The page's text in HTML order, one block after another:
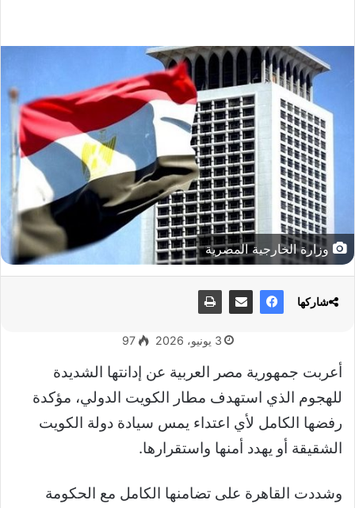
وزارة الخارجية المصرية
3 يونيو، 2026 97
أعربت جمهورية مصر العربية عن إدانتها الشديدة
للهجوم الذي استهدف مطار الكويت الدولي، مؤكدة
رفضها الكامل لأي اعتداء يمس سيادة دولة الكويت
الشقيقة أو يهدد أمنها واستقرارها.
وشددت القاهرة على تضامنها الكامل مع الحكومة
شاركها